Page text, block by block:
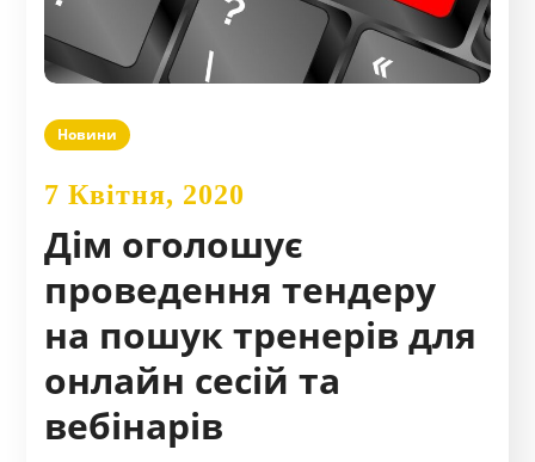
Новини
7 Квітня, 2020
Дім оголошує
проведення тендеру
на пошук тренерів для
онлайн сесій та
вебінарів